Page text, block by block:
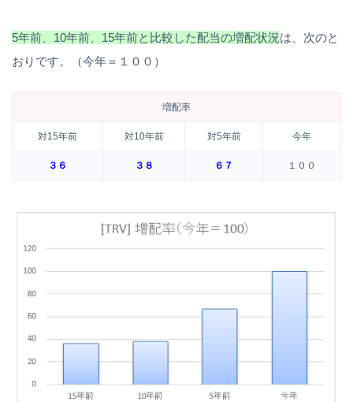
5年前、10年前、15年前と比較した配当の増配状況は、次のと
おりです。（今年＝１００）
増配率
対15年前 対10年前 対5年前 今年
３６ ３８ ６７ １００